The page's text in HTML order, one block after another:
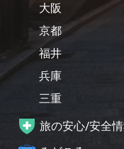
大阪
京都
福井
兵庫
三重
旅の安心/安全